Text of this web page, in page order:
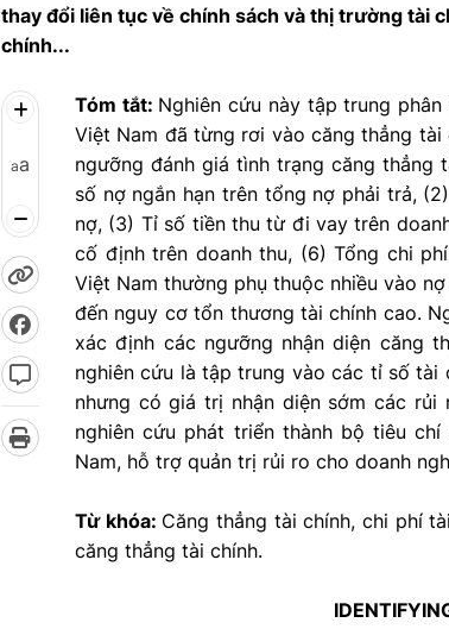
thay đổi liên tục về chính sách và thị trường tài
chính...
aa
Tóm tắt: Nghiên cứu này tập trung
Việt Nam đã từng rơi vào căng thẳng
ngưỡng đánh giá tình trạng căng thẳng
số nợ ngắn hạn trên tổng nợ phải trả,
nợ, (3) Tỉ số tiền thu từ đi vay trên
cố định trên doanh thu, (6) Tổng chi
Việt Nam thường phụ thuộc nhiều vào
đến nguy cơ tổn thương tài chính cao.
xác định các ngưỡng nhận diện căng
nghiên cứu là tập trung vào các tỉ số
nhưng có giá trị nhận diện sớm các
nghiên cứu phát triển thành bộ tiêu
Nam, hỗ trợ quản trị rủi ro cho doanh
Từ khóa: Căng thẳng tài chính, chi phí
căng thẳng tài chính.